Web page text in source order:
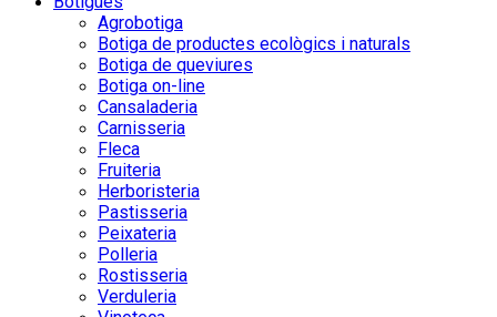
Agrobotiga
Botiga de productes ecològics i naturals
Botiga de queviures
Botiga on-line
Cansaladeria
Carnisseria
Fleca
Fruiteria
Herboristeria
Pastisseria
Peixateria
Polleria
Rostisseria
Verduleria